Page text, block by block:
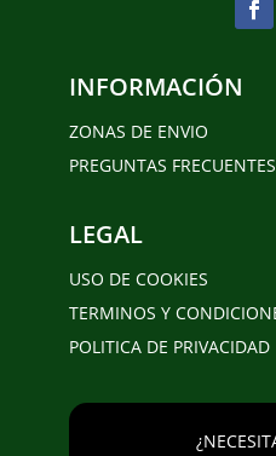
INFORMACIÓN
ZONAS DE ENVIO
PREGUNTAS FRECUENTES
LEGAL
USO DE COOKIES
TERMINOS Y
POLITICA DE PRIVACIDAD